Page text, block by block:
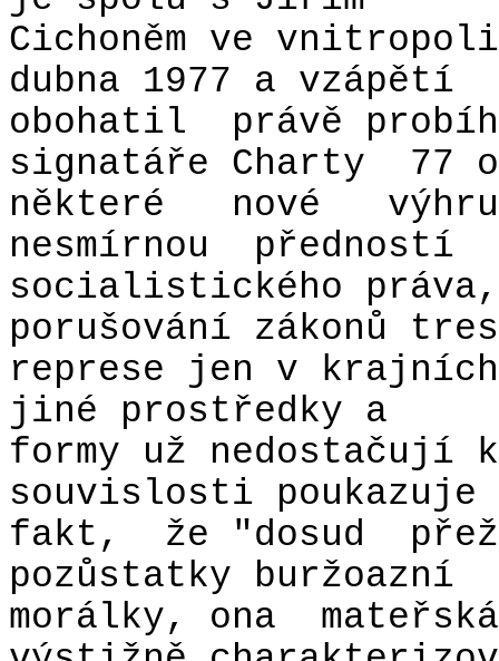
Cichoněm ve
dubna 1977 a vzápětí
obohatil
právě
signatáře Charty
77 o
některé
nové
nesmírnou
předností
socialistického práva,
porušování zákonů
represe jen v
jiné prostředky a
formy už nedostačují
souvislosti poukazuje
fakt,
že "dosud
pozůstatky buržoazní
morálky, ona